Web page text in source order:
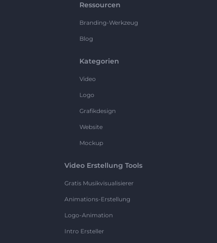
Ressourcen
Branding-Werkzeug
Blog
Kategorien
Video
Logo
Grafikdesign
Website
Mockup
Video Erstellung Tools
Gratis Musikvisualisierer
Animations-Erstellung
Logo-Animation
Intro Ersteller